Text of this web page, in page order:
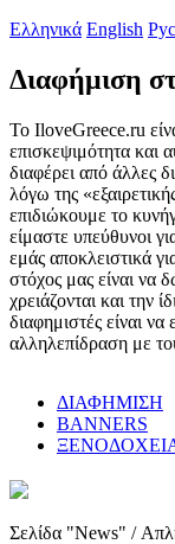
Ελληνικά English
Διαφήμιση
Το IloveGreece.ru
επισκεψιμότητα και
διαφέρει από άλλες
λόγω της
επιδιώκουμε το
είμαστε υπεύθυνοι
εμάς αποκλειστικά
στόχος μας είναι να
χρειάζονται και την
διαφημιστές είναι
αλληλεπίδραση με
ΔΙΑΦΗΜΙΣΗ
BANNERS
Σελίδα "News" /